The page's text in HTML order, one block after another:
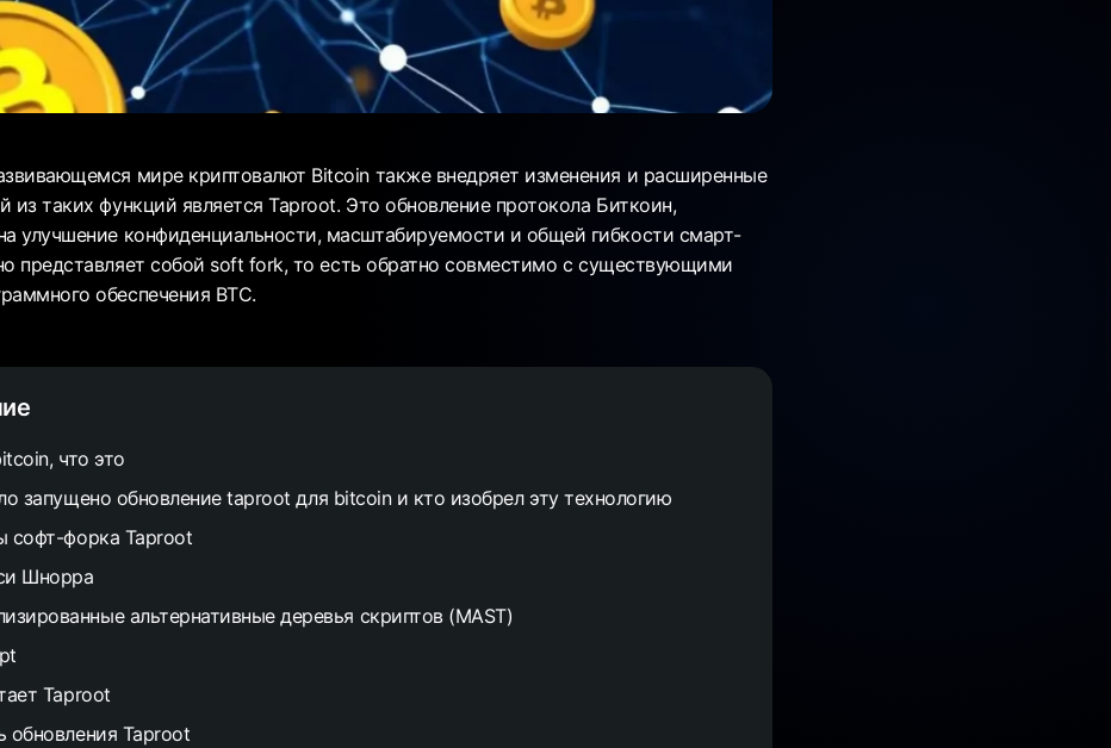
мире криптовалют Bitcoin также внедряет изменения и расширенные
из таких функций является Taproot. Это обновление протокола Биткоин,
улучшение конфиденциальности, масштабируемости и общей гибкости смарт-
представляет собой soft fork, то есть обратно совместимо с существующими
обеспечения BTC.
что это
запущено обновление taproot для bitcoin и кто изобрел эту технологию
софт-форка Taproot
Шнорра
альтернативные деревья скриптов (MAST)
Taproot
обновления Taproot